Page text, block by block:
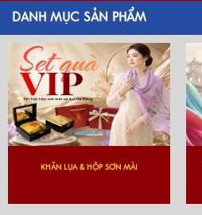
DANH MỤC SẢN PHẨM
KHĂN LỤA & HỘP SƠN MÀI